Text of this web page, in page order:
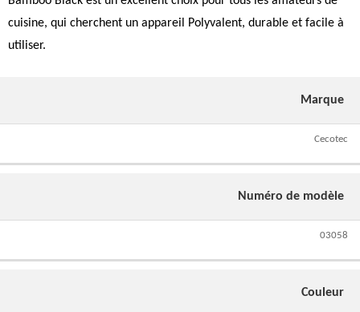
cuisine, qui cherchent un appareil Polyvalent, durable et facile à
utiliser.
Marque
Cecotec
Numéro de modèle
03058
Couleur